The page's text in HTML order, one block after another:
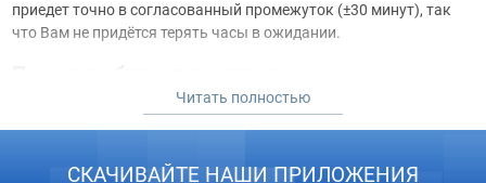
приедет точно в согласованный промежуток (±30 минут), так
что Вам не придётся терять часы в ожидании.
Только механические методы (трос,
Читать полностью
СКАЧИВАЙТЕ НАШИ ПРИЛОЖЕНИЯ